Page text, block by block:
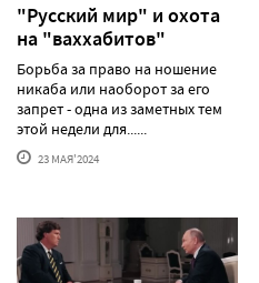
"Русский мир" и охота
на "ваххабитов"
Борьба за право на ношение
никаба или наоборот за его
запрет - одна из заметных тем
этой недели для......
23 МАЯ'2024